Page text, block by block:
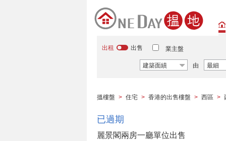
出租 出售 業主盤
建築面績 由 最細
搵樓盤 > 住宅 > 香港的出售樓盤 > 西區 >
已過期
麗景閣兩房一廳單位出售